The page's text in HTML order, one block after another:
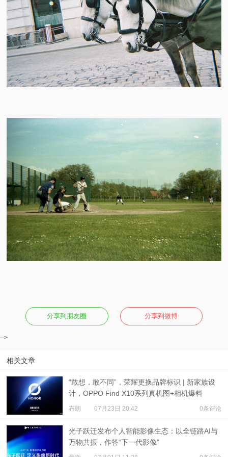
分享到朋友圈 分享到微博
-->
相关文章
“敢想，敢不同”，荣耀更换品牌标识 | 新家族设
计，OPPO Find X10系列真机图+相机爆料
布朗 07月23日 20:42 0条评论
光子跃迁发布个人智能影像生态：以全链路AI与
万物共振，作答“下一代影像”